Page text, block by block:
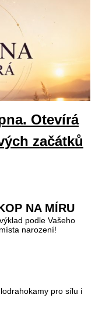
Otevírá
začátků
NA MÍRU
podle Vašeho
narození!
pro sílu i